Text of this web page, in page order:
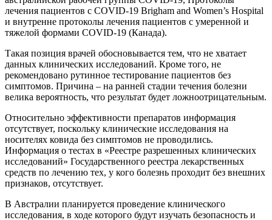
лечения пациентов с COVID-19 Brigham and Women’s Hospital
и внутренне протоколы лечения пациентов с умеренной и
тяжелой формами COVID-19 (Канада).
Такая позиция врачей обосновывается тем, что не хватает
данных клинических исследований. Кроме того, не
рекомендовано рутинное тестирование пациентов без
симптомов. Причина – на ранней стадии течения болезни
велика вероятность, что результат будет ложноотрицательным.
Относительно эффективности препаратов информация
отсутствует, поскольку клинические исследования на
носителях ковида без симптомов не проводились.
Информация о тестах в «Реестре разрешенных клинических
исследований» Государственного реестра лекарственных
средств по лечению тех, у кого болезнь проходит без внешних
признаков, отсутствует.
В Австралии планируется проведение клинического
исследования, в ходе которого будут изучать безопасность и